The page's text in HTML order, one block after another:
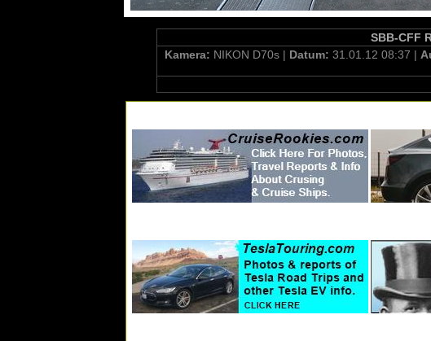
SBB-CFF
Kamera: NIKON D70s | Datum: 31.01.12 08:37 |